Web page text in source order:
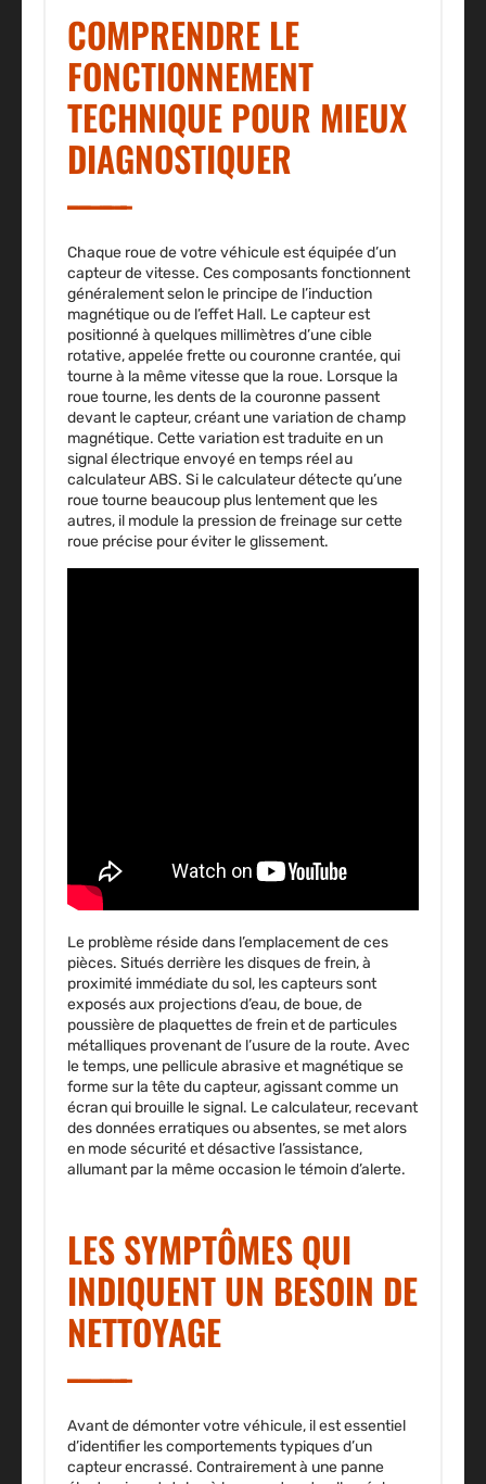
COMPRENDRE LE
FONCTIONNEMENT
TECHNIQUE POUR MIEUX
DIAGNOSTIQUER
Chaque roue de votre véhicule est équipée d’un
capteur de vitesse. Ces composants fonctionnent
généralement selon le principe de l’induction
magnétique ou de l’effet Hall. Le capteur est
positionné à quelques millimètres d’une cible
rotative, appelée frette ou couronne crantée, qui
tourne à la même vitesse que la roue. Lorsque la
roue tourne, les dents de la couronne passent
devant le capteur, créant une variation de champ
magnétique. Cette variation est traduite en un
signal électrique envoyé en temps réel au
calculateur ABS. Si le calculateur détecte qu’une
roue tourne beaucoup plus lentement que les
autres, il module la pression de freinage sur cette
roue précise pour éviter le glissement.
Le problème réside dans l’emplacement de ces
pièces. Situés derrière les disques de frein, à
proximité immédiate du sol, les capteurs sont
exposés aux projections d’eau, de boue, de
poussière de plaquettes de frein et de particules
métalliques provenant de l’usure de la route. Avec
le temps, une pellicule abrasive et magnétique se
forme sur la tête du capteur, agissant comme un
écran qui brouille le signal. Le calculateur, recevant
des données erratiques ou absentes, se met alors
en mode sécurité et désactive l’assistance,
allumant par la même occasion le témoin d’alerte.
LES SYMPTÔMES QUI
INDIQUENT UN BESOIN DE
NETTOYAGE
Avant de démonter votre véhicule, il est essentiel
d’identifier les comportements typiques d’un
capteur encrassé. Contrairement à une panne